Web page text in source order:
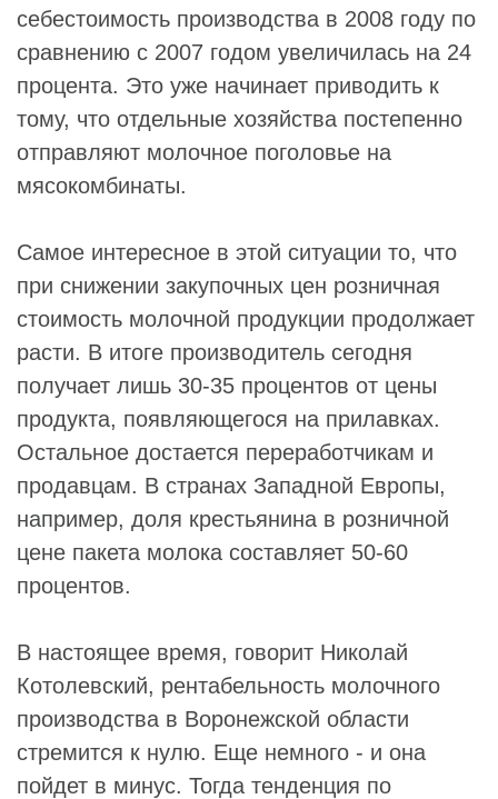
себестоимость производства в 2008 году по
сравнению с 2007 годом увеличилась на 24
процента. Это уже начинает приводить к
тому, что отдельные хозяйства постепенно
отправляют молочное поголовье на
мясокомбинаты.
Самое интересное в этой ситуации то, что
при снижении закупочных цен розничная
стоимость молочной продукции продолжает
расти. В итоге производитель сегодня
получает лишь 30-35 процентов от цены
продукта, появляющегося на прилавках.
Остальное достается переработчикам и
продавцам. В странах Западной Европы,
например, доля крестьянина в розничной
цене пакета молока составляет 50-60
процентов.
В настоящее время, говорит Николай
Котолевский, рентабельность молочного
производства в Воронежской области
стремится к нулю. Еще немного - и она
пойдет в минус. Тогда тенденция по